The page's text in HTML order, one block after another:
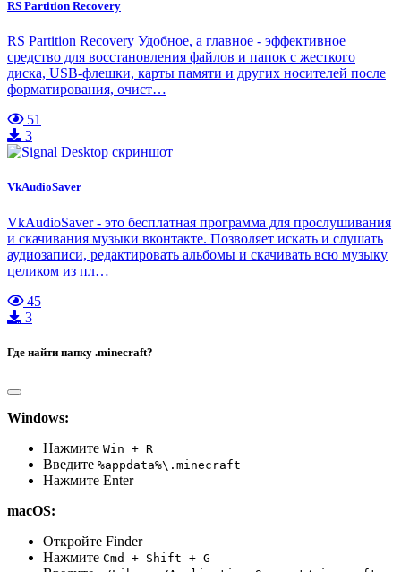
RS Partition Recovery
RS Partition Recovery Удобное, а главное - эффективное
средство для восстановления файлов и папок с жесткого
диска, USB-флешки, карты памяти и других носителей после
форматирования, очист…
51
3
VkAudioSaver
VkAudioSaver - это бесплатная программа для прослушивания
и скачивания музыки вконтакте. Позволяет искать и слушать
аудиозаписи, редактировать альбомы и скачивать всю музыку
целиком из пл…
45
3
Где найти папку .minecraft?
Windows:
Нажмите Win + R
Введите %appdata%\.minecraft
Нажмите Enter
macOS:
Откройте Finder
Нажмите Cmd + Shift + G